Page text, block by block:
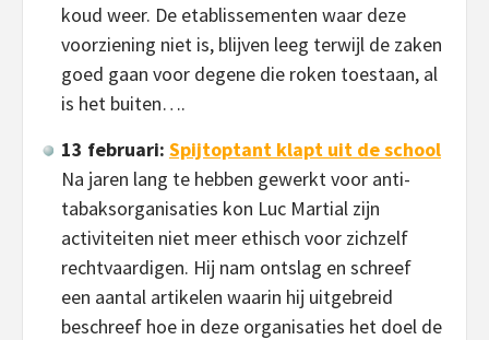
koud weer. De etablissementen waar deze
voorziening niet is, blijven leeg terwijl de zaken
goed gaan voor degene die roken toestaan, al
is het buiten….
13 februari: Spijtoptant klapt uit de school
Na jaren lang te hebben gewerkt voor anti-
tabaksorganisaties kon Luc Martial zijn
activiteiten niet meer ethisch voor zichzelf
rechtvaardigen. Hij nam ontslag en schreef
een aantal artikelen waarin hij uitgebreid
beschreef hoe in deze organisaties het doel de